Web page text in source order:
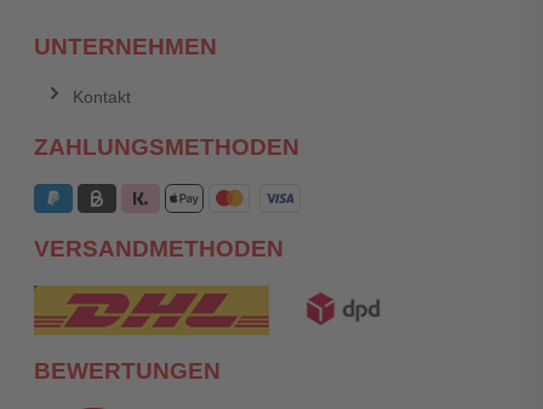
UNTERNEHMEN
Kontakt
ZAHLUNGSMETHODEN
VERSANDMETHODEN
BEWERTUNGEN